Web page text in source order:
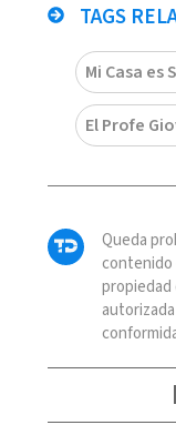
TAGS
Mi Casa es
El Profe
Queda
contenido
propiedad